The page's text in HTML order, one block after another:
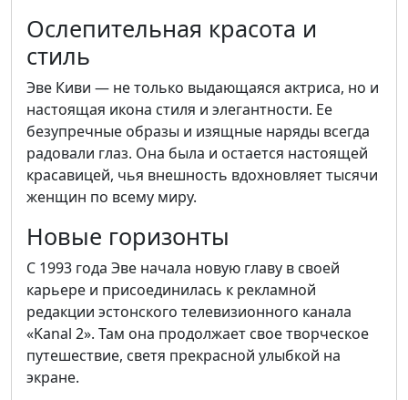
Ослепительная красота и
стиль
Эве Киви — не только выдающаяся актриса, но и
настоящая икона стиля и элегантности. Ее
безупречные образы и изящные наряды всегда
радовали глаз. Она была и остается настоящей
красавицей, чья внешность вдохновляет тысячи
женщин по всему миру.
Новые горизонты
С 1993 года Эве начала новую главу в своей
карьере и присоединилась к рекламной
редакции эстонского телевизионного канала
«Kanal 2». Там она продолжает свое творческое
путешествие, светя прекрасной улыбкой на
экране.